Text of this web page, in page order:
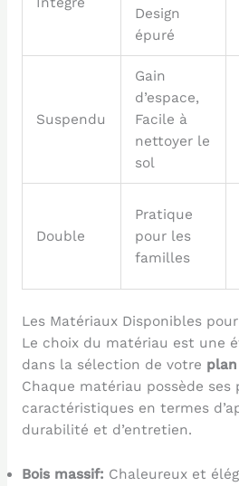
Design
épuré
Suspendu
Gain
d’espace,
Facile à
nettoyer le
sol
Double
Pratique
pour les
familles
Les Matériaux Disponibles
Le choix du matériau est une
dans la sélection de votre
Chaque matériau possède ses
caractéristiques en termes
durabilité et d’entretien.
Bois massif: Chaleureux et